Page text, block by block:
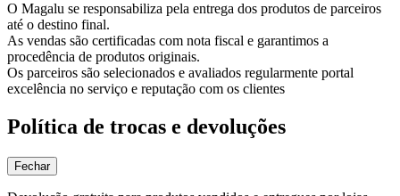
O Magalu se responsabiliza pela entrega dos produtos de parceiros
até o destino final.
As vendas são certificadas com nota fiscal e garantimos a
procedência de produtos originais.
Os parceiros são selecionados e avaliados regularmente portal
excelência no serviço e reputação com os clientes
Política de trocas e devoluções
Fechar